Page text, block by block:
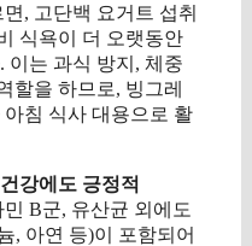
, 고단백 요거트 섭취
식욕이 더 오랫동안
이는 과식 방지, 체중
할을 하므로, 빙그레
침 식사 대용으로 활
강에도 긍정적
B군, 유산균 외에도
, 아연 등)이 포함되어